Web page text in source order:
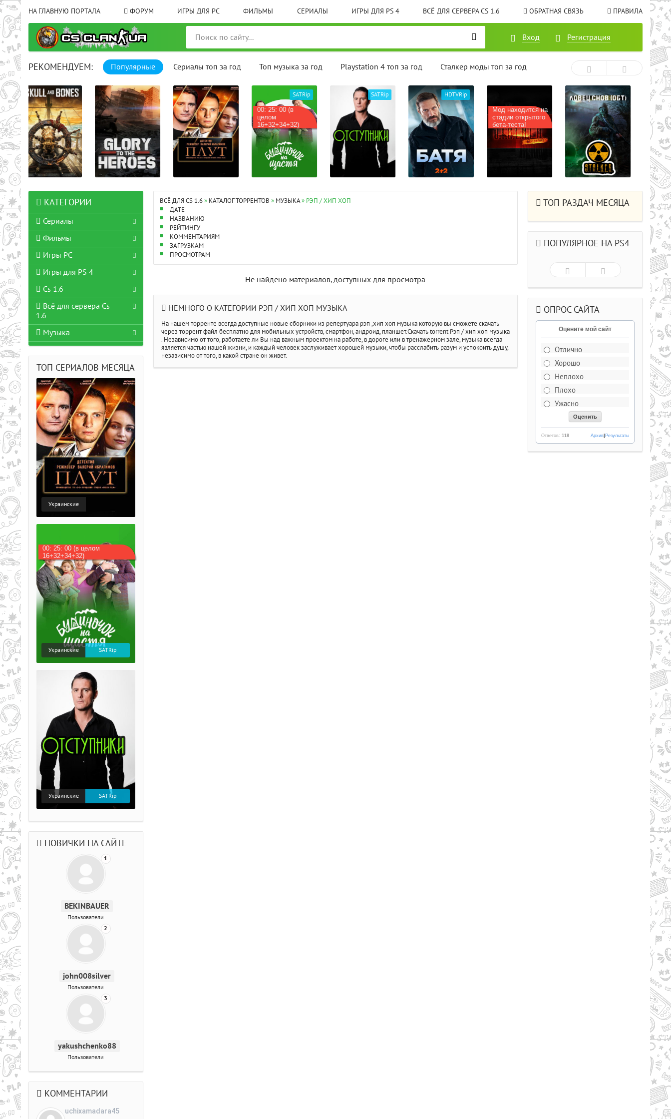
НА ГЛАВНУЮ ПОРТАЛА ФОРУМ ИГРЫ ДЛЯ PC ФИЛЬМЫ СЕРИАЛЫ ИГРЫ ДЛЯ PS 4 ВСЁ ДЛЯ СЕРВЕРА CS 1.6 ОБРАТНАЯ СВЯЗЬ ПРАВИЛА
Вход Регистрация
РЕКОМЕНДУЕМ: Популярные Сериалы топ за год Топ музыка за год Playstation 4 топ за год Сталкер моды топ за год
00: 25: 00 (в
целом
16+32+34+32)
SATRip SATRip HDTVRip
Мод находится на
стадии открытого
бета-теста!
ВСЁ ДЛЯ CS 1.6» КАТАЛОГ ТОРРЕНТОВ » МУЗЫКА» РЭП / ХИП ХОП
ДАТЕ
НАЗВАНИЮ
РЕЙТИНГУ
КОММЕНТАРИЯМ
ЗАГРУЗКАМ
ПРОСМОТРАМ
Не найдено материалов, доступных для просмотра
НЕМНОГО О КАТЕГОРИИ РЭП / ХИП ХОП МУЗЫКА
На нашем торренте всегда доступные новые сборники из репертуара рэп ,хип хоп музыка которую вы сможете скачать
через торрент файл бесплатно для мобильных устройств, смартфон, андроид, планшет.Скачать torrent Рэп / хип хоп музыка
. Независимо от того, работаете ли Вы над важным проектом на работе, в дороге или в тренажерном зале, музыка всегда
является частью нашей жизни, и каждый человек заслуживает хорошей музыки, чтобы расслабить разум и успокоить душу,
независимо от того, в какой стране он живет.
КАТЕГОРИИ
Сериалы
Фильмы
Игры PC
Игры для PS 4
Cs 1.6
Всё для сервера Cs
1.6
Музыка
ТОП СЕРИАЛОВ МЕСЯЦА
Украинские
00: 25: 00 (в целом
16+32+34+32)
Украинские SATRip
Украинские SATRip
НОВИЧКИ НА САЙТЕ
1
BEKINBAUER
Пользователи
2
john008silver
Пользователи
3
yakushchenko88
Пользователи
КОММЕНТАРИИ
uchixamadara45
ТОП РАЗДАЧ МЕСЯЦА
ПОПУЛЯРНОЕ НА PS4
ОПРОС САЙТА
Оцените мой сайт
Отлично
Хорошо
Неплохо
Плохо
Ужасно
Ответов:118 Результаты
|
Архив